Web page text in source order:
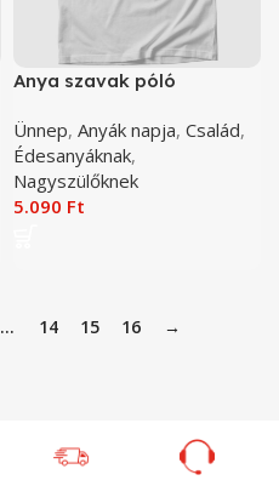
Anya szavak póló
Ünnep, Anyák napja, Család,
Édesanyáknak,
Nagyszülőknek
5.090 Ft
… 14 15 16 →